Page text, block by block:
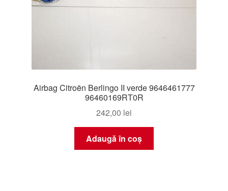
Airbag Citroën Berlingo II verde 9646461777
96460169RT0R
242,00 lei
Adaugă în coș